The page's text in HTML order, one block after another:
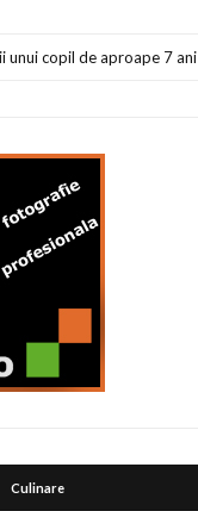
unui copil de aproape 7 ani
Culinare